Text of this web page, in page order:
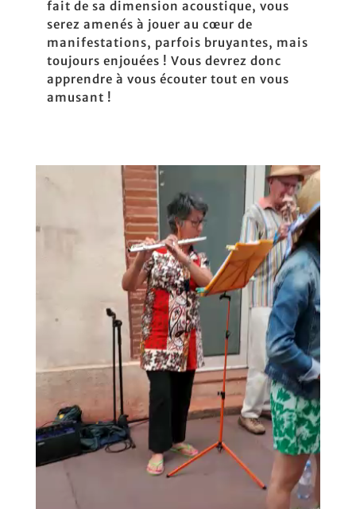
fait de sa dimension acoustique, vous
serez amenés à jouer au cœur de
manifestations, parfois bruyantes, mais
toujours enjouées ! Vous devrez donc
apprendre à vous écouter tout en vous
amusant !